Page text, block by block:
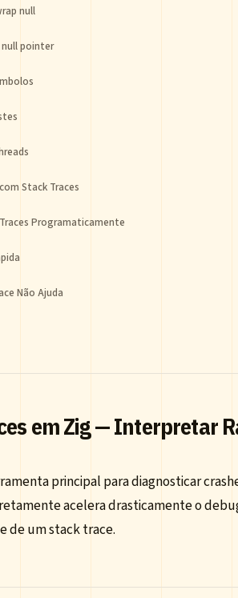
null
pointer
Stack Traces
Programaticamente
Não Ajuda
em Zig — Interpretar
principal para diagnosticar
acelera drasticamente o
de um stack trace.